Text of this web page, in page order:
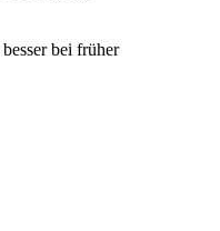
bei früher